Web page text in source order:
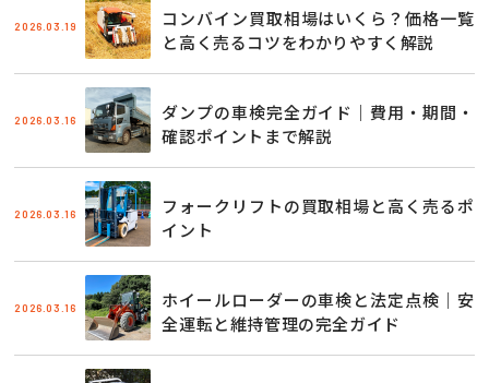
2026.03.19
コンバイン買取相場はいくら？価格一覧
と高く売るコツをわかりやすく解説
2026.03.16
ダンプの車検完全ガイド｜費用・期間・
確認ポイントまで解説
2026.03.16
フォークリフトの買取相場と高く売るポ
イント
2026.03.16
ホイールローダーの車検と法定点検｜安
全運転と維持管理の完全ガイド